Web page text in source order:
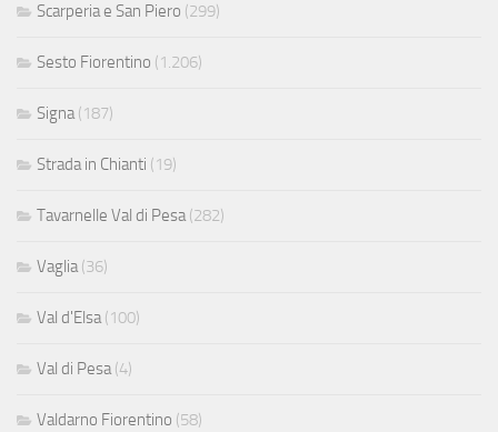
Scarperia e San Piero (299)
Sesto Fiorentino (1.206)
Signa(187)
Strada in Chianti (19)
Tavarnelle Val di Pesa(282)
Vaglia(36)
Val d'Elsa(100)
Val di Pesa(4)
Valdarno Fiorentino (58)